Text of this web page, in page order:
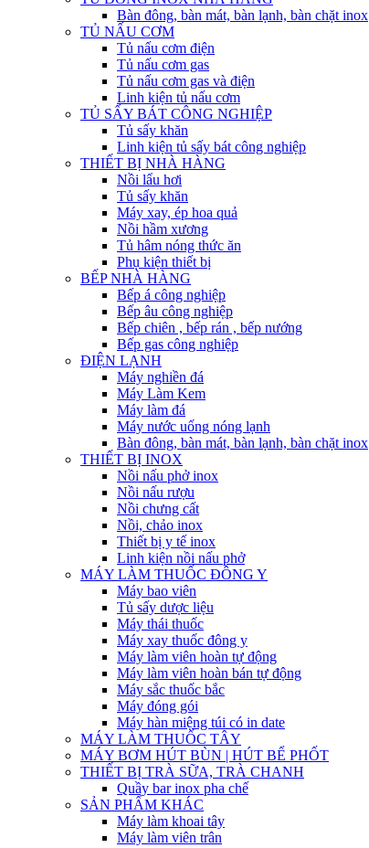
Bàn đông, bàn mát, bàn lạnh, bàn chặt inox
TỦ NẤU CƠM
Tủ nấu cơm điện
Tủ nấu cơm gas
Tủ nấu cơm gas và điện
Linh kiện tủ nấu cơm
TỦ SẤY BÁT CÔNG NGHIỆP
Tủ sấy khăn
Linh kiện tủ sấy bát công nghiệp
THIẾT BỊ NHÀ HÀNG
Nồi lẩu hơi
Tủ sấy khăn
Máy xay, ép hoa quả
Nồi hầm xương
Tủ hâm nóng thức ăn
Phụ kiện thiết bị
BẾP NHÀ HÀNG
Bếp á công nghiệp
Bếp âu công nghiệp
Bếp chiên , bếp rán , bếp nướng
Bếp gas công nghiệp
ĐIỆN LẠNH
Máy nghiền đá
Máy Làm Kem
Máy làm đá
Máy nước uống nóng lạnh
Bàn đông, bàn mát, bàn lạnh, bàn chặt inox
THIẾT BỊ INOX
Nồi nấu phở inox
Nồi nấu rượu
Nồi chưng cất
Nồi, chảo inox
Thiết bị y tế inox
Linh kiện nồi nấu phở
MÁY LÀM THUỐC ĐÔNG Y
Máy bao viên
Tủ sấy dược liệu
Máy thái thuốc
Máy xay thuốc đông y
Máy làm viên hoàn tự động
Máy làm viên hoàn bán tự động
Máy sắc thuốc bắc
Máy đóng gói
Máy hàn miệng túi có in date
MÁY LÀM THUỐC TÂY
MÁY BƠM HÚT BÙN | HÚT BỂ PHỐT
THIẾT BỊ TRÀ SỮA, TRÀ CHANH
Quầy bar inox pha chế
SẢN PHẨM KHÁC
Máy làm khoai tây
Máy làm viên trân